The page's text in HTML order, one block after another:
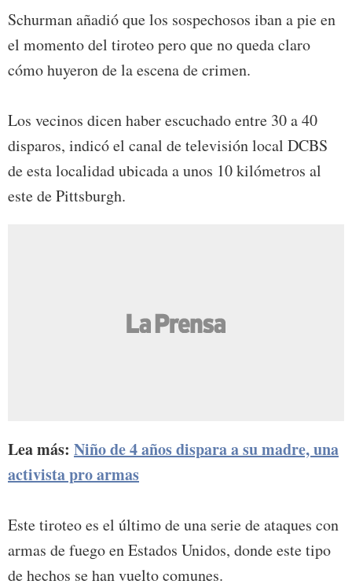
Schurman añadió que los sospechosos iban a pie en
el momento del tiroteo pero que no queda claro
cómo huyeron de la escena de crimen.
Los vecinos dicen haber escuchado entre 30 a 40
disparos, indicó el canal de televisión local DCBS
de esta localidad ubicada a unos 10 kilómetros al
este de Pittsburgh.
Lea más: Niño de 4 años dispara a su madre, una
activista pro armas
Este tiroteo es el último de una serie de ataques con
armas de fuego en Estados Unidos, donde este tipo
de hechos se han vuelto comunes.